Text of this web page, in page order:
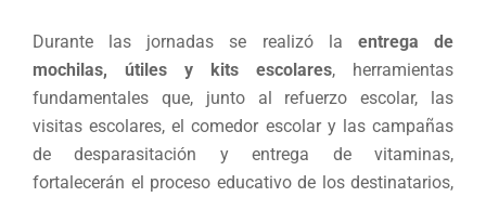
Durante las jornadas se realizó la entrega de
mochilas, útiles y kits escolares, herramientas
fundamentales que, junto al refuerzo escolar, las
visitas escolares, el comedor escolar y las campañas
de desparasitación y entrega de vitaminas,
fortalecerán el proceso educativo de los destinatarios,